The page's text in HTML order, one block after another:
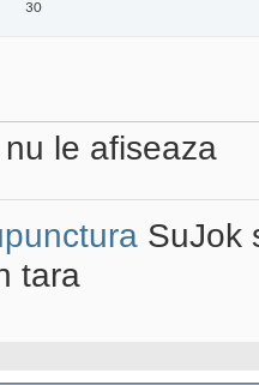
30
le afiseaza
SuJok
tara